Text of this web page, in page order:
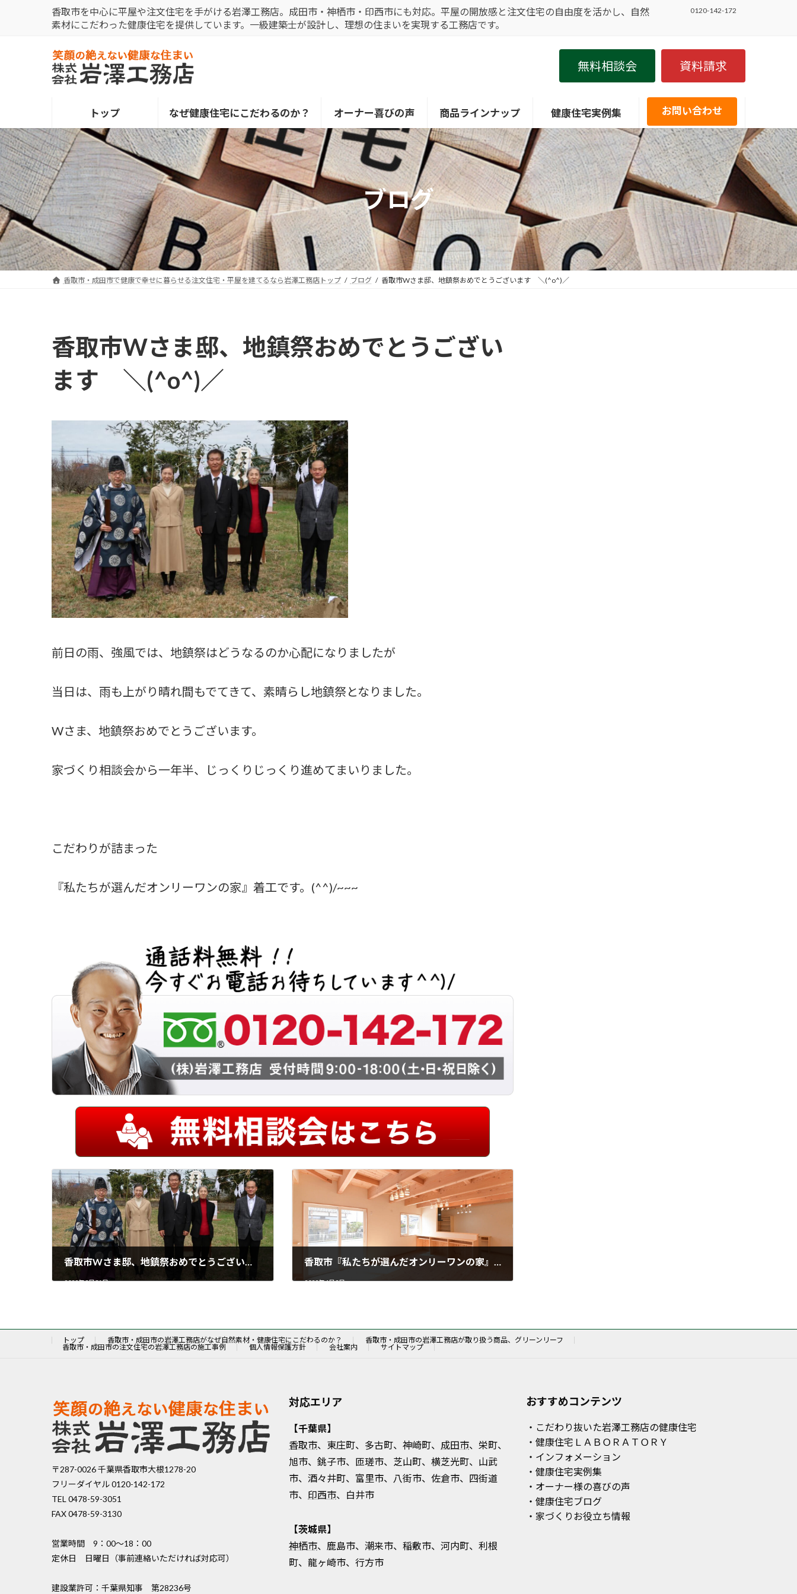
キ
ッ
プ
に
移
動
香取市を中心に平屋や注文住宅を手がける岩澤工務店。成田市・神栖市・印西市にも対応。平屋の開放感と注文住宅の自由度を活かし、自然
素材にこだわった健康住宅を提供しています。一級建築士が設計し、理想の住まいを実現する工務店です。
0120-142-172
無料相談会 資料請求
トップ なぜ健康住宅にこだわるのか？ オーナー喜びの声 商品ラインナップ 健康住宅実例集 お問い合わせ
ブログ
香取市・成田市で健康で幸せに暮らせる注文住宅・平屋を建てるなら岩澤工務店トップ ブログ 香取市Wさま邸、地鎮祭おめでとうございます ＼(^o^)／
香取市Wさま邸、地鎮祭おめでとうござい
ます ＼(^o^)／
前日の雨、強風では、地鎮祭はどうなるのか心配になりましたが
当日は、雨も上がり晴れ間もでてきて、素晴らし地鎮祭となりました。
Wさま、地鎮祭おめでとうございます。
家づくり相談会から一年半、じっくりじっくり進めてまいりました。
こだわりが詰まった
『私たちが選んだオンリーワンの家』着工です。(^^)/~~~
香取市Wさま邸、地鎮祭おめでとうございます＼(^o^)／
2022年3月31日 2022年4月2日
トップ 香取市・成田市の岩澤工務店がなぜ自然素材・健康住宅にこだわるのか？
香取市・成田市の岩澤工務店が取り扱う商品、グリーンリーフ
香取市・成田市の注文住宅の岩澤工務店の施工事例
個人情報保護方針 会社案内 サイトマップ
〒287-0026 千葉県香取市大根1278-20
フリーダイヤル 0120-142-172
TEL 0478-59-3051
FAX 0478-59-3130
営業時間 9：00〜18：00
定休日 日曜日（事前連絡いただければ対応可）
建設業許可：千葉県知事 第28236号
対応エリア
【千葉県】
香取市、東庄町、多古町、神崎町、 成田市、栄町、
旭市、銚子市、匝瑳市、芝山町、横芝光町、山武
市、酒々井町、富里市、八街市、佐倉市、四街道
市、 印西市、白井市
【茨城県】
神栖市、鹿島市、潮来市、稲敷市、河内町、利根
町、龍ヶ崎市、行方市
おすすめコンテンツ
・こだわり抜いた岩澤工務店の健康住宅
・健康住宅ＬＡＢＯＲＡＴＯＲＹ
・インフォメーション
・健康住宅実例集
・オーナー様の喜びの声
・健康住宅ブログ
・家づくりお役立ち情報